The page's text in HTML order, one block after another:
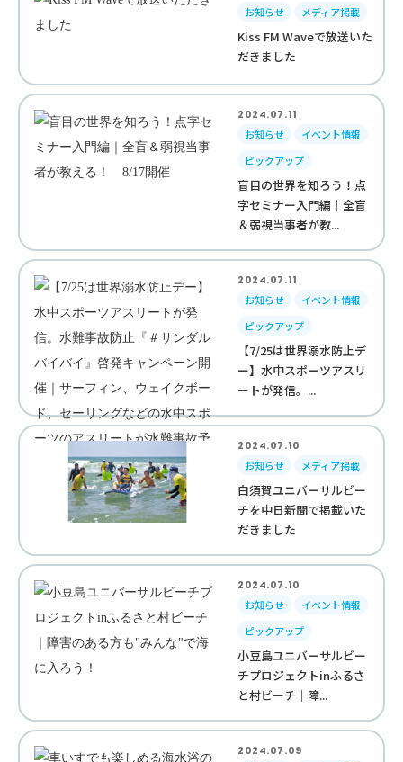
お知らせ
メディア掲載
Kiss FM Waveで放送いた
だきました
2024.07.11
お知らせ
イベント情報
ピックアップ
盲目の世界を知ろう！点
字セミナー入門編｜全盲
＆弱視当事者が教...
2024.07.11
お知らせ
イベント情報
ピックアップ
【7/25は世界溺水防止デ
ー】水中スポーツアスリ
ートが発信。...
2024.07.10
お知らせ
メディア掲載
白須賀ユニバーサルビー
チを中日新聞で掲載いた
だきました
2024.07.10
お知らせ
イベント情報
ピックアップ
小豆島ユニバーサルビー
チプロジェクトinふるさ
と村ビーチ｜障...
2024.07.09